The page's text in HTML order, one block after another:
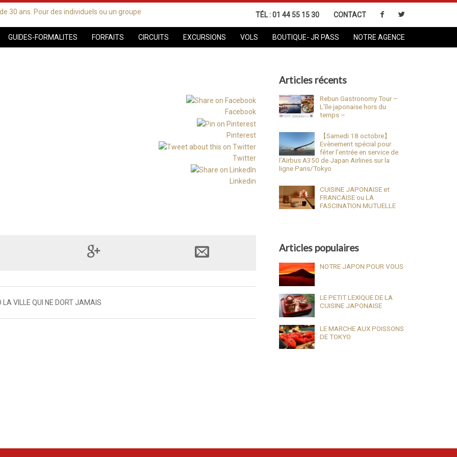
TÉL :01 44 55 15 30 CONTACT
GUIDES-FORMALITES FORFAITS CIRCUITS EXCURSIONS VOLS BOUTIQUE- JR PASS NOTRE AGENCE
Facebook
Pinterest
Twitter
Linkedin
LA VILLE QUI NE DORT JAMAIS
Articles récents
Rebun Gastronomy Tour –
L’île japonaise hors du
temps –
【Samedi 18 octobre】
Evènement spécial pour
fêter l’entrée en service de
l’Airbus A350 de Japan Airlines sur la
ligne Paris/Tokyo
CUISINE JAPONAISE et
FRANCAISE ou LA
FASCINATION MUTUELLE
Articles populaires
NOTRE JAPON POUR VOUS
LE PETIT LEXIQUE DE LA
CUISINE JAPONAISE
LE MARCHE AUX POISSONS
DE TOKYO